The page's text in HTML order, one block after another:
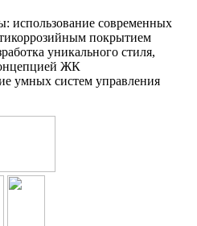
использование современных
покрытием
уникального стиля,
ЖК
умных систем управления